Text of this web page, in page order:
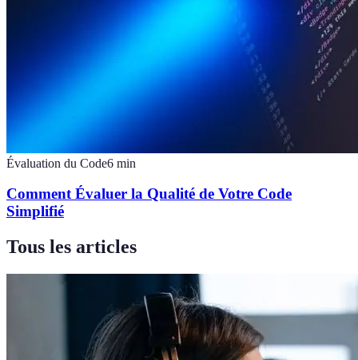
Évaluation du Code6 min
Comment Évaluer la Qualité de Votre Code
Simplifié
Tous les articles